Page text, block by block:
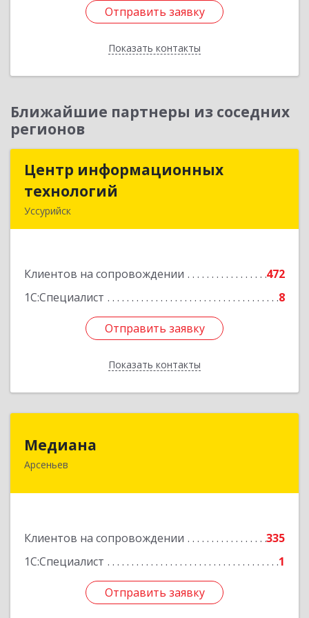
Отправить заявку
Показать контакты
Отправить заявку
Назад
Ближайшие партнеры из соседних
регионов
Центр информационных
технологий
Уссурийск
Клиентов на сопровождении
472
1С:Специалист
8
Отправить заявку
Показать контакты
Центр информационных
Подробнее
Отправить заявку
Назад
Медиана
Арсеньев
Клиентов на сопровождении
335
1С:Специалист
1
Отправить заявку
Отправить заявку